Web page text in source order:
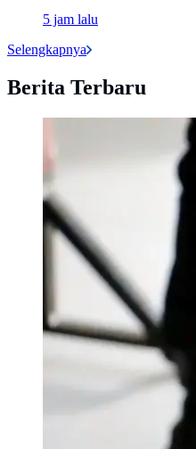
5 jam lalu
Selengkapnya
Berita Terbaru